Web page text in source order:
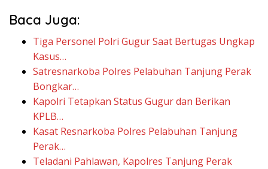
Baca Juga:
Tiga Personel Polri Gugur Saat Bertugas Ungkap
Kasus…
Satresnarkoba Polres Pelabuhan Tanjung Perak
Bongkar…
Kapolri Tetapkan Status Gugur dan Berikan
KPLB…
Kasat Resnarkoba Polres Pelabuhan Tanjung
Perak…
Teladani Pahlawan, Kapolres Tanjung Perak